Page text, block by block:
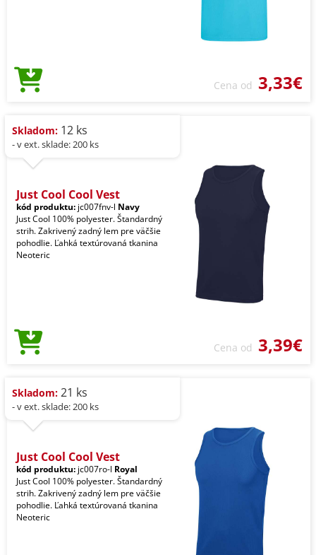
Cena od 3,33€
Skladom: 12 ks
- v ext. sklade: 200 ks
Just Cool Cool Vest
kód produktu: jc007fnv-l Navy
Just Cool 100% polyester. Štandardný
strih. Zakrivený zadný lem pre väčšie
pohodlie. Ľahká textúrovaná tkanina
Neoteric
Cena od 3,39€
Skladom: 21 ks
- v ext. sklade: 200 ks
Just Cool Cool Vest
kód produktu: jc007ro-l Royal
Just Cool 100% polyester. Štandardný
strih. Zakrivený zadný lem pre väčšie
pohodlie. Ľahká textúrovaná tkanina
Neoteric